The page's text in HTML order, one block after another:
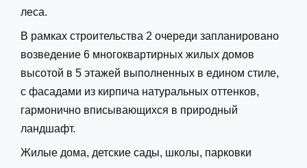
леса.
В рамках строительства 2 очереди запланировано
возведение 6 многоквартирных жилых домов
высотой в 5 этажей выполненных в едином стиле,
с фасадами из кирпича натуральных оттенков,
гармонично вписывающихся в природный
ландшафт.
Жилые дома, детские сады, школы, парковки